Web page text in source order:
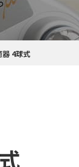
器 4球式